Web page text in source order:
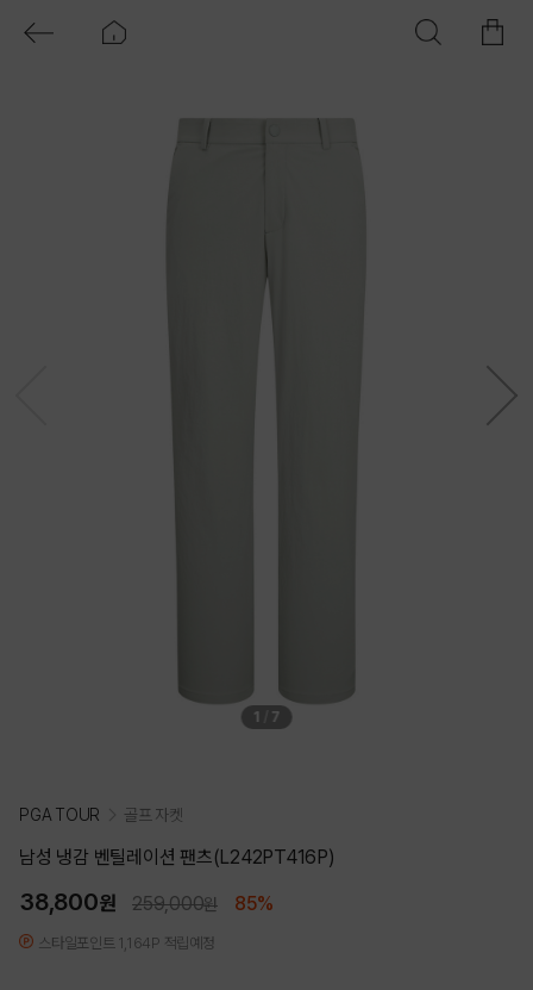
1 7
PGA TOUR 골프 자켓
남성 냉감 벤틸레이션 팬츠(L242PT416P)
38,800원 259,000원 85%
스타일포인트 1,164P 적립예정